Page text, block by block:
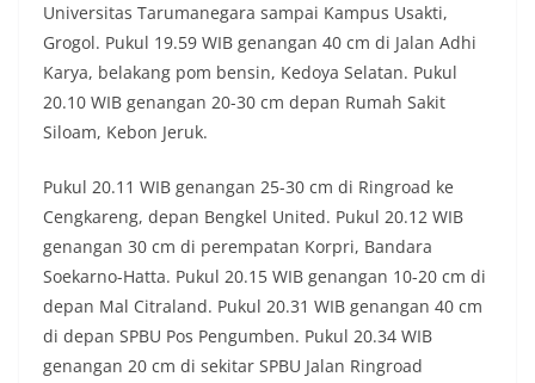
Universitas Tarumanegara sampai Kampus Usakti,
Grogol. Pukul 19.59 WIB genangan 40 cm di Jalan Adhi
Karya, belakang pom bensin, Kedoya Selatan. Pukul
20.10 WIB genangan 20-30 cm depan Rumah Sakit
Siloam, Kebon Jeruk.
Pukul 20.11 WIB genangan 25-30 cm di Ringroad ke
Cengkareng, depan Bengkel United. Pukul 20.12 WIB
genangan 30 cm di perempatan Korpri, Bandara
Soekarno-Hatta. Pukul 20.15 WIB genangan 10-20 cm di
depan Mal Citraland. Pukul 20.31 WIB genangan 40 cm
di depan SPBU Pos Pengumben. Pukul 20.34 WIB
genangan 20 cm di sekitar SPBU Jalan Ringroad